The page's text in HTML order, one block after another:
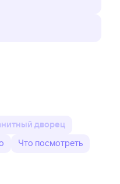
дворец
Что посмотреть